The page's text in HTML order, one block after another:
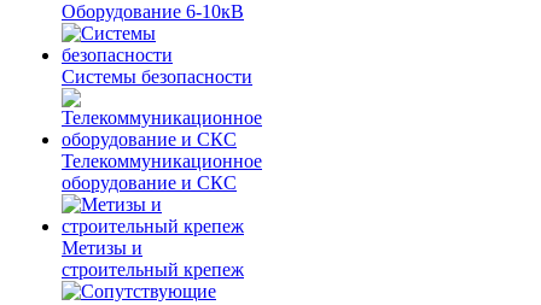
Оборудование 6-10кВ
Системы безопасности
Телекоммуникационное
оборудование и СКС
Метизы и
строительный крепеж